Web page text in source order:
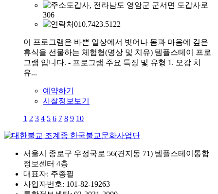
도갑사, 전라남도 영암군 군서면 도갑사로
306
010.7423.5122
이 프로그램은 바쁜 일상에서 벗어나 몸과 마음에 깊은
휴식을 선물하는 체험형(명상 및 치유) 템플스테이 프로
그램 입니다. - 프로그램 주요 특징 및 유형 1. 오감 치
유...
예약하기
사찰정보보기
1 2 3 4 5 6 7 8 9 10
서울시 종로구 우정국로 56(견지동 71) 템플스테이통합
정보센터 4층
대표자: 주종필
사업자번호: 101-82-19263